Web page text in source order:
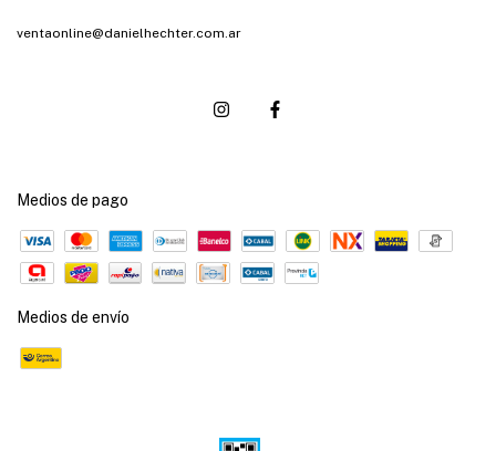
ventaonline@danielhechter.com.ar
Medios de pago
Medios de envío